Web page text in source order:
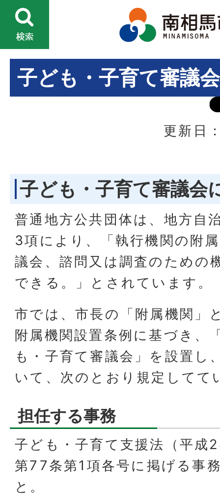
子ども・子育て審議会
更新日
子ども・子育て審議会
普通地方公共団体は、地方自
3項により、「執行機関の附
議会、諮問又は調査のための
できる。」とされています。
市では、市長の「附属機関」
附属機関設置条例に基づき、
も・子育て審議会」を設置し
いて、次のとおり規定してて
担任する事務
子ども・子育て支援法（平成
第77条第1項各号に掲げる事
と。